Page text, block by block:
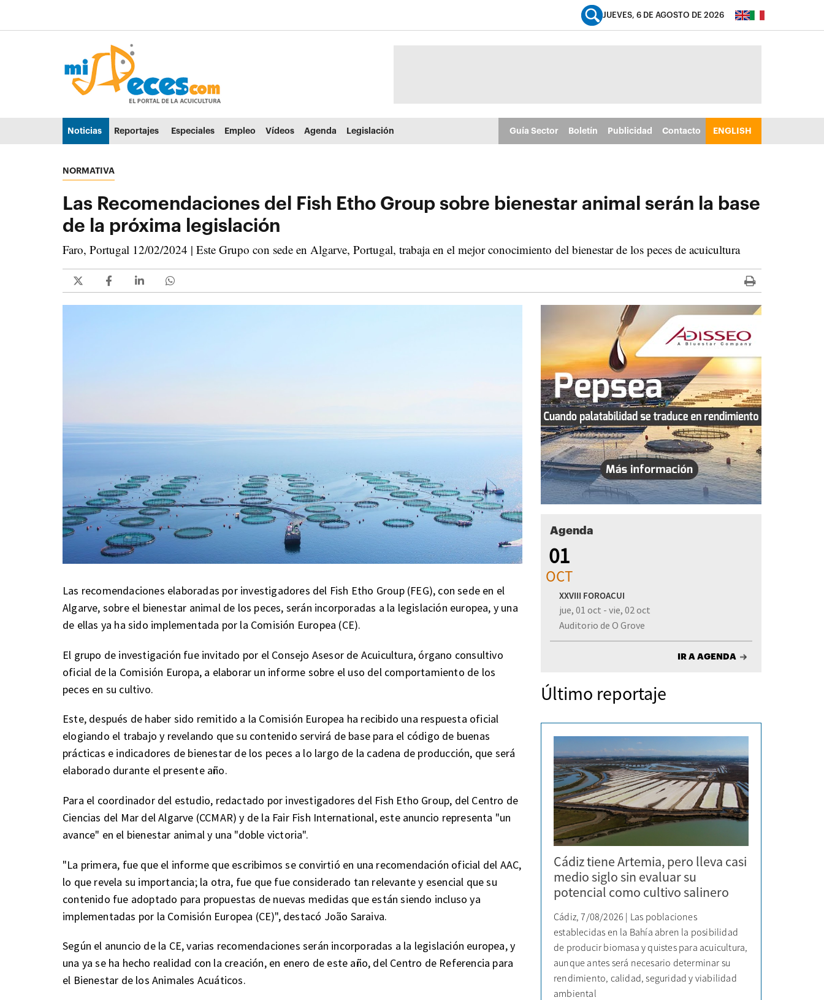
Ir al menú principal (alt + u)
JUEVES, 6 DE AGOSTO DE 2026
Noticias Reportajes Especiales Empleo Vídeos Agenda Legislación Guía Sector Boletín Publicidad Contacto ENGLISH
NORMATIVA
Las Recomendaciones del Fish Etho Group sobre bienestar animal serán la base
de la próxima legislación
Faro, Portugal 12/02/2024 | Este Grupo con sede en Algarve, Portugal, trabaja en el mejor conocimiento del bienestar de los peces de acuicultura
Las recomendaciones elaboradas por investigadores del Fish Etho Group (FEG), con sede en el
Algarve, sobre el bienestar animal de los peces, serán incorporadas a la legislación europea, y una
de ellas ya ha sido implementada por la Comisión Europea (CE).
El grupo de investigación fue invitado por el Consejo Asesor de Acuicultura, órgano consultivo
oficial de la Comisión Europa, a elaborar un informe sobre el uso del comportamiento de los
peces en su cultivo.
Este, después de haber sido remitido a la Comisión Europea ha recibido una respuesta oficial
elogiando el trabajo y revelando que su contenido servirá de base para el código de buenas
prácticas e indicadores de bienestar de los peces a lo largo de la cadena de producción, que será
elaborado durante el presente año.
Para el coordinador del estudio, redactado por investigadores del Fish Etho Group, del Centro de
Ciencias del Mar del Algarve (CCMAR) y de la Fair Fish International, este anuncio representa "un
avance" en el bienestar animal y una "doble victoria".
"La primera, fue que el informe que escribimos se convirtió en una recomendación oficial del AAC,
lo que revela su importancia; la otra, fue que fue considerado tan relevante y esencial que su
contenido fue adoptado para propuestas de nuevas medidas que están siendo incluso ya
implementadas por la Comisión Europea (CE)", destacó João Saraiva.
Según el anuncio de la CE, varias recomendaciones serán incorporadas a la legislación europea, y
una ya se ha hecho realidad con la creación, en enero de este año, del Centro de Referencia para
el Bienestar de los Animales Acuáticos.
Agenda
01
OCT
XXVIII FOROACUI
jue, 01 oct - vie, 02 oct
Auditorio de O Grove
IR A AGENDA
Último reportaje
Cádiz tiene Artemia, pero lleva casi
medio siglo sin evaluar su
potencial como cultivo salinero
Cádiz, 7/08/2026 | Las poblaciones
establecidas en la Bahía abren la posibilidad
de producir biomasa y quistes para acuicultura,
aunque antes será necesario determinar su
rendimiento, calidad, seguridad y viabilidad
ambiental